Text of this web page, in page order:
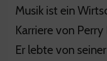
Musik ist ein
Karriere von
Er lebte von